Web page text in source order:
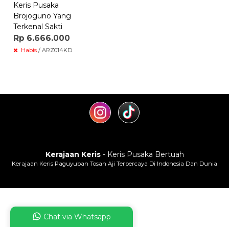
Keris Pusaka
Brojoguno Yang
Terkenal Sakti
Rp 6.666.000
Habis / ARZ014KD
Kerajaan Keris- Keris Pusaka Bertuah
Kerajaan Keris Paguyuban Tosan Aji Terpercaya Di Indonesia Dan Dunia
Chat via Whatsapp